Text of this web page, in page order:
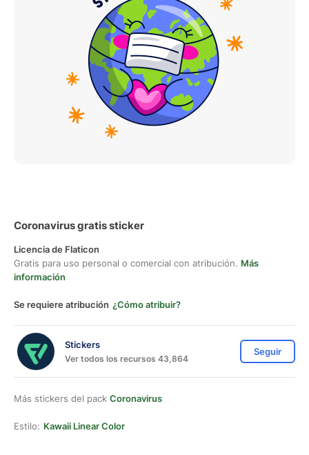
Coronavirus gratis sticker
Licencia de Flaticon
Gratis para uso personal o comercial con atribución. Más
información
Se requiere atribución ¿Cómo atribuir?
Stickers
Ver todos los recursos 43,864
Seguir
Más stickers del pack Coronavirus
Estilo: Kawaii Linear Color